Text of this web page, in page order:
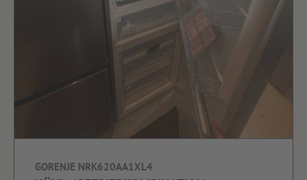
GORENJE NRK620AA1XL4